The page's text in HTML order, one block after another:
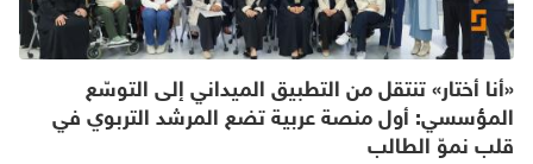
«أنا أختار» تنتقل من التطبيق الميداني إلى التوسّع
المؤسسي: أول منصة عربية تضع المرشد التربوي في
قلب نموّ الطالب